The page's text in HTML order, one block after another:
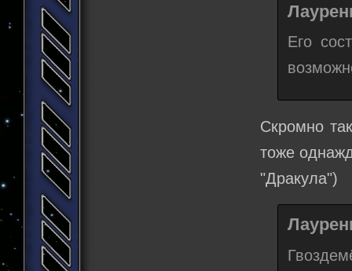
Его
Скромно
тоже
"Дракула")